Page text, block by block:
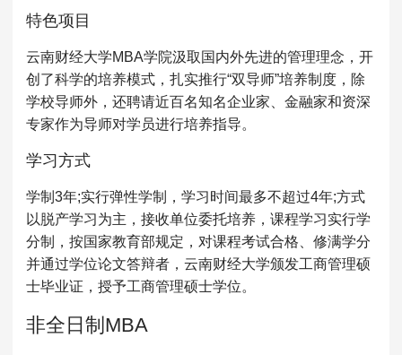
MPA公共管理
院校库 考试报名 招生政策 学制学费
报名流程
考试真题
报考经验 招生简章
考试真题
报考经验 招生简章
MTA旅游管理
院校库 考试报名 招生政策 学制学费
考试真题
报考经验
特色项目
云南财经大学MBA学院汲取国内外先进的管理理念，开
创了科学的培养模式，扎实推行“双导师”培养制度，除
学校导师外，还聘请近百名知名企业家、金融家和资深
专家作为导师对学员进行培养指导。
学习方式
学制3年;实行弹性学制，学习时间最多不超过4年;方式
以脱产学习为主，接收单位委托培养，课程学习实行学
分制，按国家教育部规定，对课程考试合格、修满学分
并通过学位论文答辩者，云南财经大学颁发工商管理硕
士毕业证，授予工商管理硕士学位。
非全日制MBA